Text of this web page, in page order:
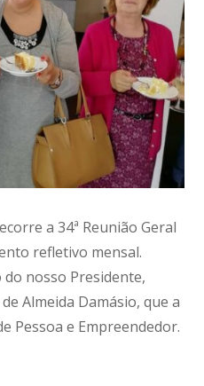
a 34ª Reunião Geral
refletivo mensal.
nosso Presidente,
Almeida Damásio, que a
Pessoa e Empreendedor.